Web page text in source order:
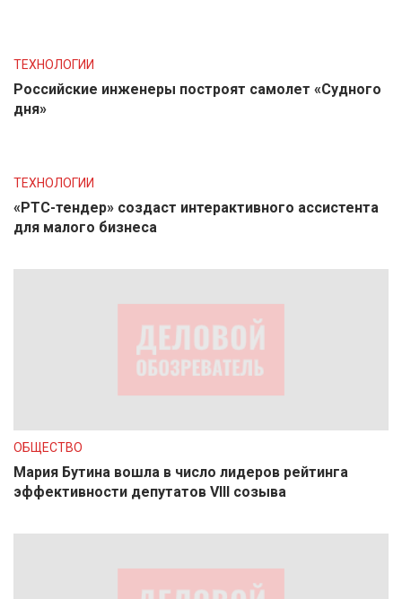
ТЕХНОЛОГИИ
Российские инженеры построят самолет «Судного
дня»
ТЕХНОЛОГИИ
«РТС-тендер» создаст интерактивного ассистента
для малого бизнеса
ОБЩЕСТВО
Мария Бутина вошла в число лидеров рейтинга
эффективности депутатов VIII созыва